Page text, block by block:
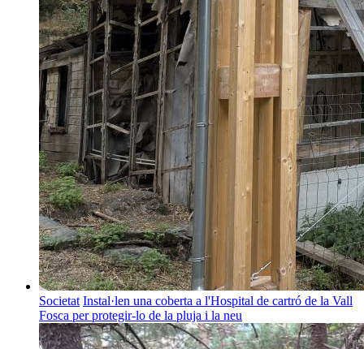
Societat Instal·len una coberta a l'Hospital de cartró de la Vall
Fosca per protegir-lo de la pluja i la neu